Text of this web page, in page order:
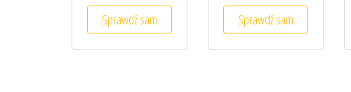
Sprawdź sam Sprawdź sam